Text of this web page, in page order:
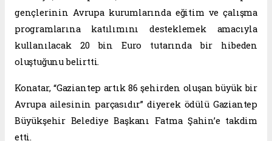
gençlerinin Avrupa kurumlarında eğitim ve çalışma
programlarına katılımını desteklemek amacıyla
kullanılacak 20 bin Euro tutarında bir hibeden
oluştuğunu belirtti.
Konatar, “Gaziantep artık 86 şehirden oluşan büyük bir
Avrupa ailesinin parçasıdır” diyerek ödülü Gaziantep
Büyükşehir Belediye Başkanı Fatma Şahin’e takdim
etti.